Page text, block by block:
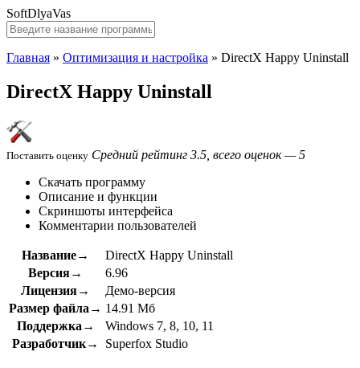
SoftDlyaVas
Главная » Оптимизация и настройка » DirectX Happy Uninstall
DirectX Happy Uninstall
Поставить оценку Средний рейтинг 3.5, всего оценок — 5
Скачать программу
Описание и функции
Скриншоты интерфейса
Комментарии пользователей
Название→
DirectX Happy Uninstall
Версия→
6.96
Лицензия→
Демо-версия
Размер файла→ 14.91 Мб
Поддержка→
Windows 7, 8, 10, 11
Разработчик→
Superfox Studio